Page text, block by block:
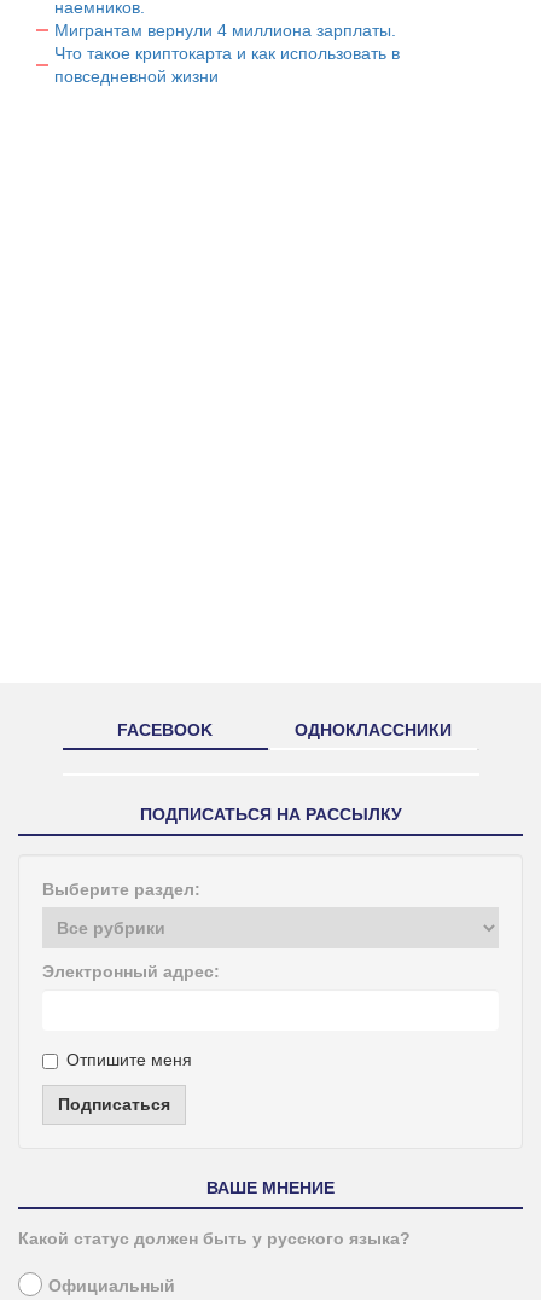
наемников.
Мигрантам вернули 4 миллиона зарплаты.
Что такое криптокарта и как использовать в
повседневной жизни
FACEBOOK ОДНОКЛАССНИКИ
ПОДПИСАТЬСЯ НА РАССЫЛКУ
Выберите раздел:
Электронный адрес:
Отпишите меня
Подписаться
ВАШЕ МНЕНИЕ
Какой статус должен быть у русского языка?
Официальный